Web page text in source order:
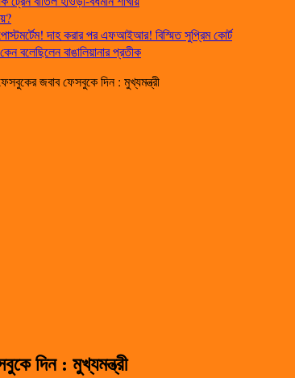
দাহ করার পর এফআইআর! বিস্মিত সুপ্রিম কোর্ট
বলেছিলেন বাঙালিয়ানার প্রতীক
জবাব ফেসবুকে দিন : মুখ্যমন্ত্রী
দিন : মুখ্যমন্ত্রী